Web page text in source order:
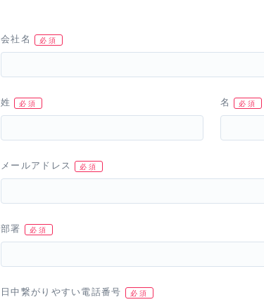
会社名
姓 名
メールアドレス
部署
日中繋がりやすい電話番号